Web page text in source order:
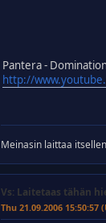
Pantera -
http://
Meinasin laittaa
Vs: Laitetaas tähän
Thu 21.09.2006 15:50:57